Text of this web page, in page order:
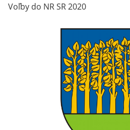
Voľby do NR SR 2020